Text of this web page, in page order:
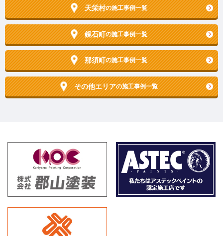
天栄村の施工事例一覧
鏡石町の施工事例一覧
那須町の施工事例一覧
その他エリアの施工事例一覧